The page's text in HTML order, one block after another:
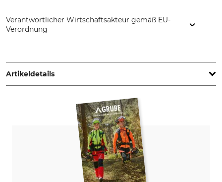
Verantwortlicher Wirtschaftsakteur gemäß EU-
Verordnung
www.pac-original.de
Artikeldetails
Produkttyp
Trekkingsocken
Modellbezeichnung
Oberstoff
56% Polyacryl
24% Wolle
18% Polyamid
2% Elasthan